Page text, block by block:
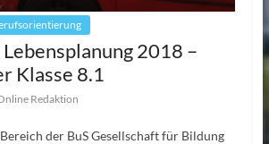
2018 –
Klasse 8.1
Redaktion
der BuS Gesellschaft für Bildung